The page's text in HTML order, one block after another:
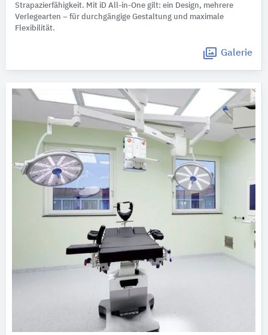
Strapazierfähigkeit. Mit iD All-in-One gilt: ein Design, mehrere
Verlegearten – für durchgängige Gestaltung und maximale
Flexibilität.
Galerie